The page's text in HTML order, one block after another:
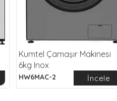
Kumtel Çamaşır Makinesi
6kg Inox
HW6MAC-2 İncele